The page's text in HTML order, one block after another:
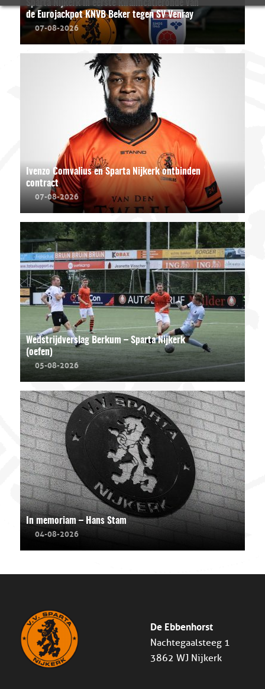
de Eurojackpot KNVB Beker tegen SV Venray
07-08-2026
Ivenzo Comvalius en Sparta Nijkerk ontbinden
contract
07-08-2026
Wedstrijdverslag Berkum – Sparta Nijkerk
(oefen)
05-08-2026
In memoriam – Hans Stam
04-08-2026
De Ebbenhorst
Nachtegaalsteeg 1
3862 WJ Nijkerk